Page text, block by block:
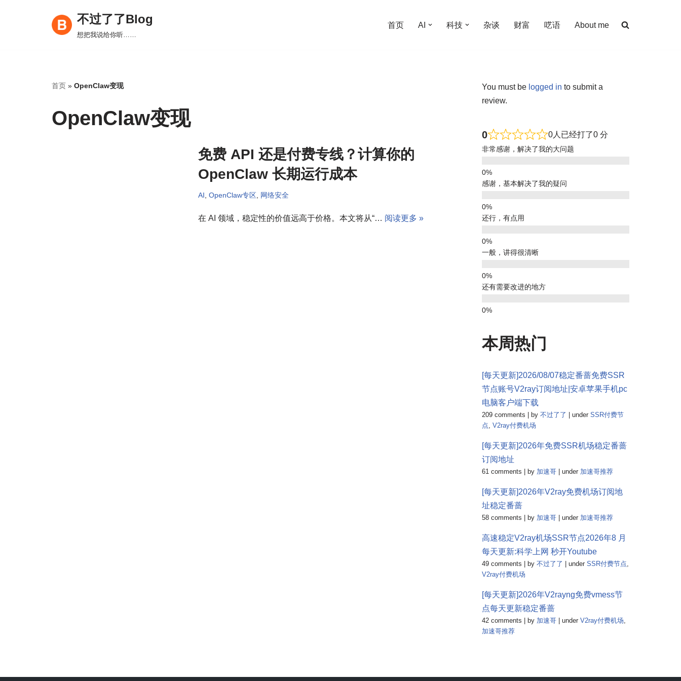
不过了了Blog
想把我说给你听……
首页 AI 科技 杂谈 财富 呓语 About me
首页 » OpenClaw变现
OpenClaw变现
免费 API 还是付费专线？计算你的
OpenClaw 长期运行成本
AI ,OpenClaw专区 网络安全
在 AI 领域，稳定性的价值远高于价格。本文将从“… 阅读更多 »
You must be logged in to submit a
review.
0 0人已经打了0 分
非常感谢，解决了我的大问题
感谢，基本解决了我的疑问
还行，有点用
一般，讲得很清晰
还有需要改进的地方
本周热门
[每天更新]2026/08/07稳定番蔷免费SSR
节点账号V2ray订阅地址|安卓苹果手机pc
电脑客户端下载
209 comments by 不过了了 under SSR付费节
点, V2ray付费机场
[每天更新]2026年免费SSR机场稳定番蔷
订阅地址
61 comments by 加速哥 under 加速哥推荐
[每天更新]2026年V2ray免费机场订阅地
址稳定番蔷
58 comments by 加速哥 under 加速哥推荐
高速稳定V2ray机场SSR节点2026年8 月
每天更新:科学上网 秒开Youtube
49 comments by 不过了了 under SSR付费节点,
V2ray付费机场
[每天更新]2026年V2rayng免费vmess节
点每天更新稳定番蔷
42 comments by 加速哥 under V2ray付费机场,
加速哥推荐